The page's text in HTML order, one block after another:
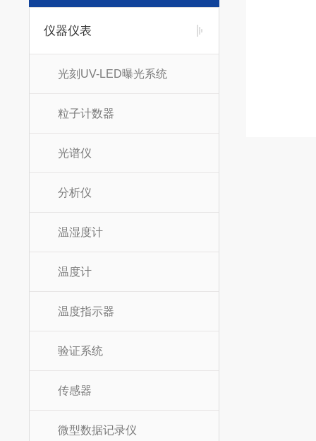
仪器仪表
光刻UV-LED曝光系统
粒子计数器
光谱仪
分析仪
温湿度计
温度计
温度指示器
验证系统
传感器
微型数据记录仪